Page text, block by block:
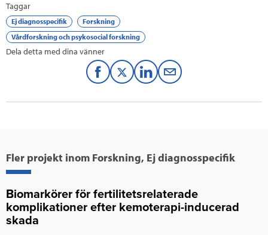
Taggar
Ej diagnosspecifik
Forskning
Vårdforskning och psykosocial forskning
Dela detta med dina vänner
F
o
T
e
L
e
d
M
Fler projekt inom Forskning, Ej diagnosspecifik
Biomarkörer för fertilitetsrelaterade
komplikationer efter kemoterapi-inducerad
skada